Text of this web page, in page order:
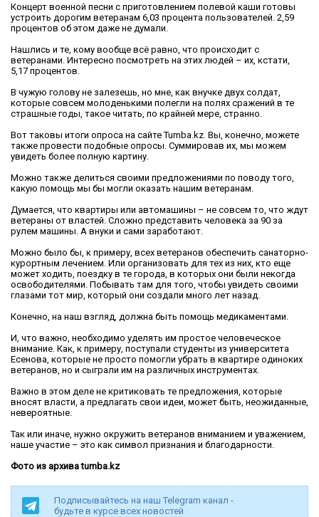
Концерт военной песни с приготовлением полевой каши готовы
устроить дорогим ветеранам 6,03 процента пользователей. 2,59
процентов об этом даже не думали.
Нашлись и те, кому вообще всё равно, что происходит с
ветеранами. Интересно посмотреть на этих людей – их, кстати,
5,17 процентов.
В чужую голову не залезешь, но мне, как внучке двух солдат,
которые совсем молоденькими полегли на полях сражений в те
страшные годы, такое читать, по крайней мере, странно.
Вот таковы итоги опроса на сайте Tumba.kz. Вы, конечно, можете
также провести подобные опросы. Суммировав их, мы можем
увидеть более полную картину.
Можно также делиться своими предложениями по поводу того,
какую помощь мы бы могли оказать нашим ветеранам.
Думается, что квартиры или автомашины – не совсем то, что ждут
ветераны от властей. Сложно представить человека за 90 за
рулем машины. А внуки и сами заработают.
Можно было бы, к примеру, всех ветеранов обеспечить санаторно-
курортным лечением. Или организовать для тех из них, кто еще
может ходить, поездку в те города, в которых они были некогда
освободителями. Побывать там для того, чтобы увидеть своими
глазами тот мир, который они создали много лет назад.
Конечно, на наш взгляд, должна быть помощь медикаментами.
И, что важно, необходимо уделять им простое человеческое
внимание. Как, к примеру, поступали студенты из университета
Есенова, которые не просто помогли убрать в квартире одиноких
ветеранов, но и сыграли им на различных инструментах.
Важно в этом деле не критиковать те предложения, которые
вносят власти, а предлагать свои идеи, может быть, неожиданные,
невероятные.
Так или иначе, нужно окружить ветеранов вниманием и уважением,
наше участие – это как символ признания и благодарности.
Фото из архива tumba.kz
Подписывайтесь на наш Telegram канал -
будьте в курсе всех новостей